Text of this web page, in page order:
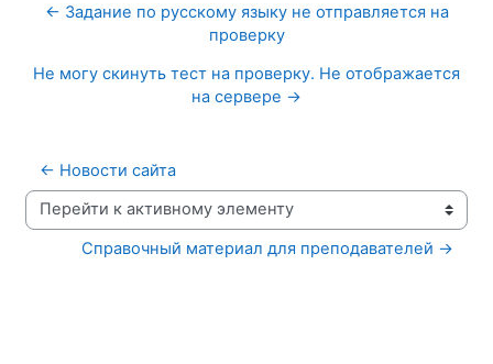
← Задание по русскому языку не отправляется на
проверку
Не могу скинуть тест на проверку. Не отображается
на сервере →
← Новости сайта
Перейти к активному элементу
Справочный материал для преподавателей →